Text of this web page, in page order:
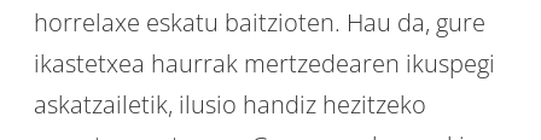
horrelaxe eskatu baitzioten. Hau da, gure
ikastetxea haurrak mertzedearen ikuspegi
askatzailetik, ilusio handiz hezitzeko